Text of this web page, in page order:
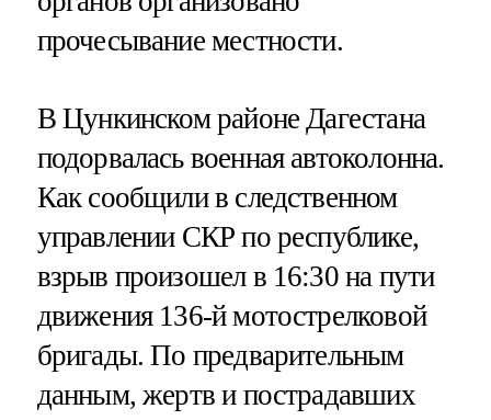
прочесывание местности.
В Цункинском районе Дагестана
подорвалась военная автоколонна.
Как сообщили в следственном
управлении СКР по республике,
взрыв произошел в 16:30 на пути
движения 136-й мотострелковой
бригады. По предварительным
данным, жертв и пострадавших